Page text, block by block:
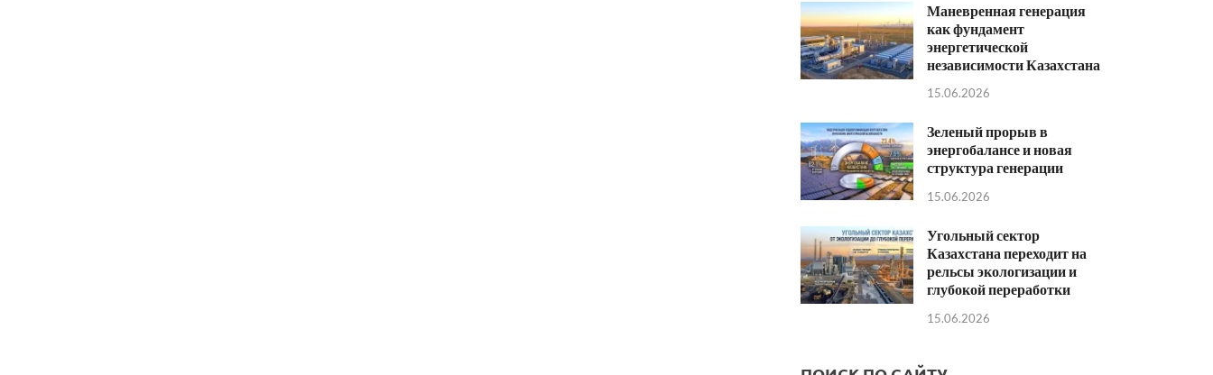
Маневренная генерация
как фундамент
энергетической
независимости Казахстана
15.06.2026
Зеленый прорыв в
энергобалансе и новая
структура генерации
15.06.2026
Угольный сектор
Казахстана переходит на
рельсы экологизации и
глубокой переработки
15.06.2026